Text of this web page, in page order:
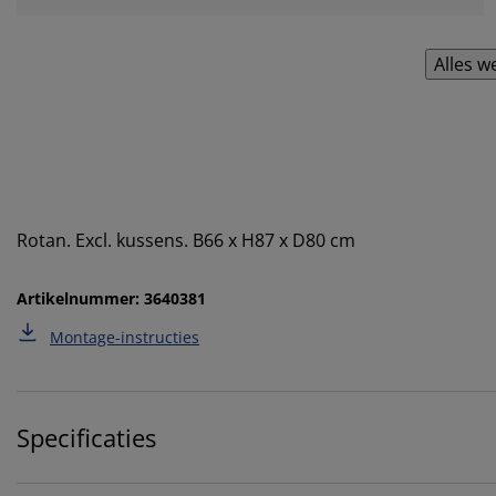
Alles
Rotan. Excl. kussens. B66 x H87 x D80 cm
Artikelnummer: 3640381
Montage-instructies
Specificaties